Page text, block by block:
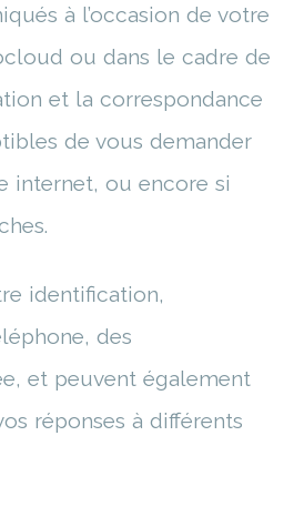
à l’occasion de votre
ou dans le cadre de
et la correspondance
de vous demander
internet, ou encore si
identification,
des
et peuvent également
réponses à différents